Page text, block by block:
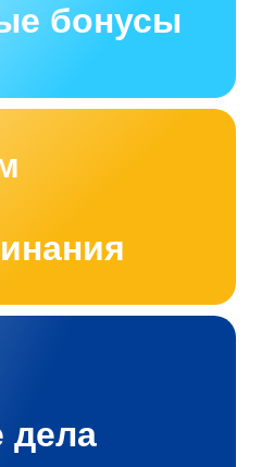
бонусы
дела